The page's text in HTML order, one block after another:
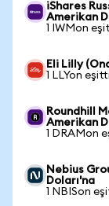
iShares
Amerikan
1 IWMon
Eli Lilly
1 LLYon
Roundhill
Amerikan
1 DRAMon
Nebius
Doları'na
1 NBISon